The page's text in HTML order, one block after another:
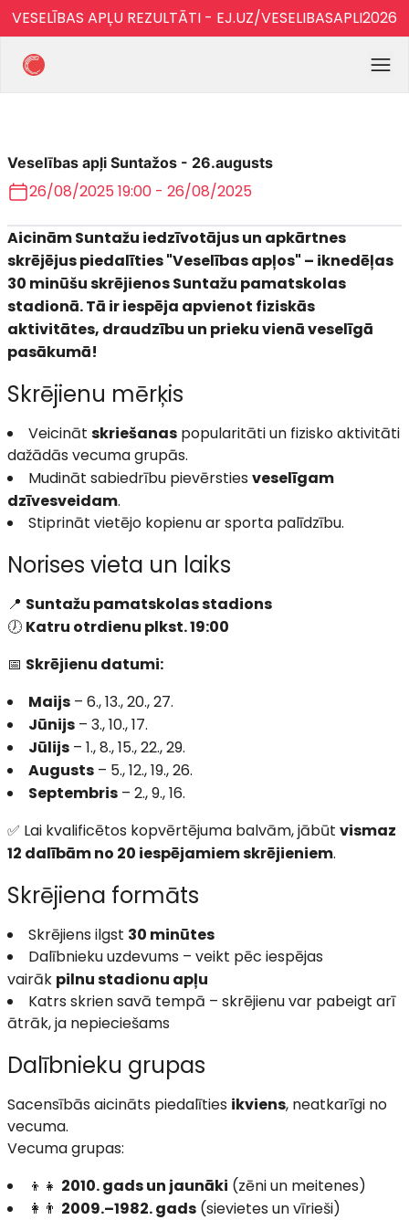
VESELĪBAS APĻU REZULTĀTI - EJ.UZ/VESELIBASAPLI2026
Veselības apļi Suntažos - 26.augusts
26/08/2025 19:00 - 26/08/2025
Aicinām Suntažu iedzīvotājus un apkārtnes
skrējējus piedalīties "Veselības apļos" – iknedēļas
30 minūšu skrējienos Suntažu pamatskolas
stadionā. Tā ir iespēja apvienot fiziskās
aktivitātes, draudzību un prieku vienā veselīgā
pasākumā!
Skrējienu mērķis
Veicināt skriešanas popularitāti un fizisko aktivitāti
dažādās vecuma grupās.
Mudināt sabiedrību pievērsties veselīgam
dzīvesveidam.
Stiprināt vietējo kopienu ar sporta palīdzību.
Norises vieta un laiks
📍 Suntažu pamatskolas stadions
🕖 Katru otrdienu plkst. 19:00
📅 Skrējienu datumi:
Maijs – 6., 13., 20., 27.
Jūnijs – 3., 10., 17.
Jūlijs – 1., 8., 15., 22., 29.
Augusts – 5., 12., 19., 26.
Septembris – 2., 9., 16.
✅ Lai kvalificētos kopvērtējuma balvām, jābūt vismaz
12 dalībām no 20 iespējamiem skrējieniem.
Skrējiena formāts
Skrējiens ilgst 30 minūtes
Dalībnieku uzdevums – veikt pēc iespējas
vairāk pilnu stadionu apļu
Katrs skrien savā tempā – skrējienu var pabeigt arī
ātrāk, ja nepieciešams
Dalībnieku grupas
Sacensībās aicināts piedalīties ikviens, neatkarīgi no
vecuma.
Vecuma grupas:
👦👧 2010. gads un jaunāki (zēni un meitenes)
👩👨 2009.–1982. gads (sievietes un vīrieši)